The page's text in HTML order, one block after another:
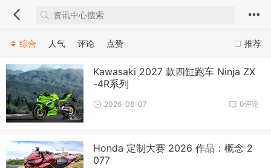
推荐
综合 人气 评论 点赞
Kawasaki 2027 款四缸跑车 Ninja ZX
-4R系列
0评论
2026-08-07
Honda 定制大赛 2026 作品：概念 2
077